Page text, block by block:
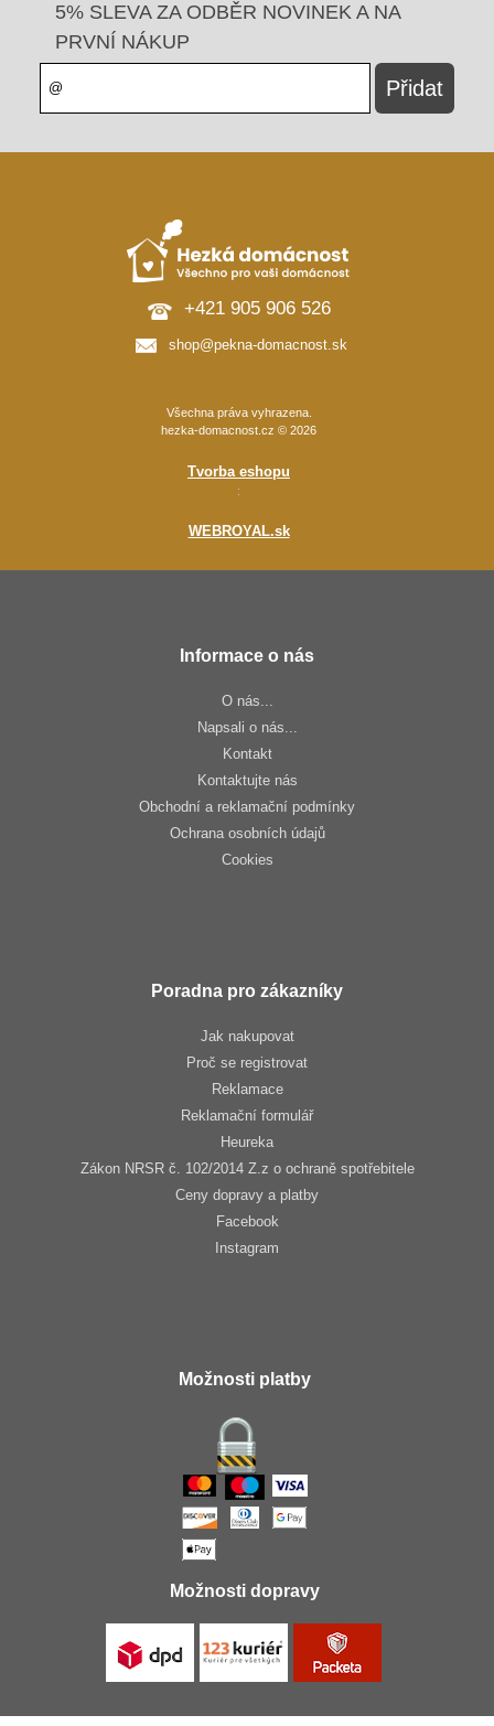
5% SLEVA ZA ODBĚR NOVINEK A NA
PRVNÍ NÁKUP
+421 905 906 526
shop@pekna-domacnost.sk
Všechna práva vyhrazena.
hezka-domacnost.cz © 2026
Tvorba eshopu
:
WEBROYAL.sk
Informace o nás
O nás...
Napsali o nás...
Kontakt
Kontaktujte nás
Obchodní a reklamační podmínky
Ochrana osobních údajů
Cookies
Poradna pro zákazníky
Jak nakupovat
Proč se registrovat
Reklamace
Reklamační formulář
Heureka
Zákon NRSR č. 102/2014 Z.z o ochraně spotřebitele
Ceny dopravy a platby
Facebook
Instagram
Možnosti platby
Možnosti dopravy